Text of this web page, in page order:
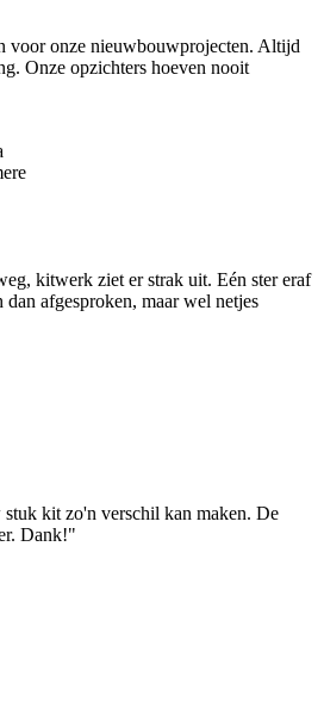
voor onze nieuwbouwprojecten. Altijd
Onze opzichters hoeven nooit
kitwerk ziet er strak uit. Eén ster eraf
afgesproken, maar wel netjes
kit zo'n verschil kan maken. De
Dank!"